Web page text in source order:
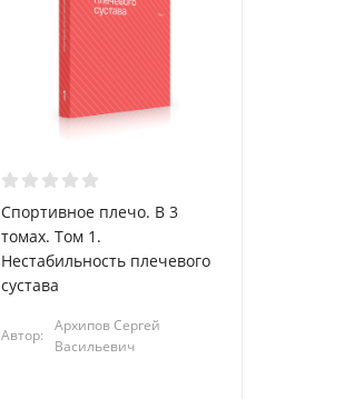
Спортивное плечо. В 3
томах. Том 1.
Нестабильность плечевого
сустава
Автор:
Архипов Сергей
Васильевич